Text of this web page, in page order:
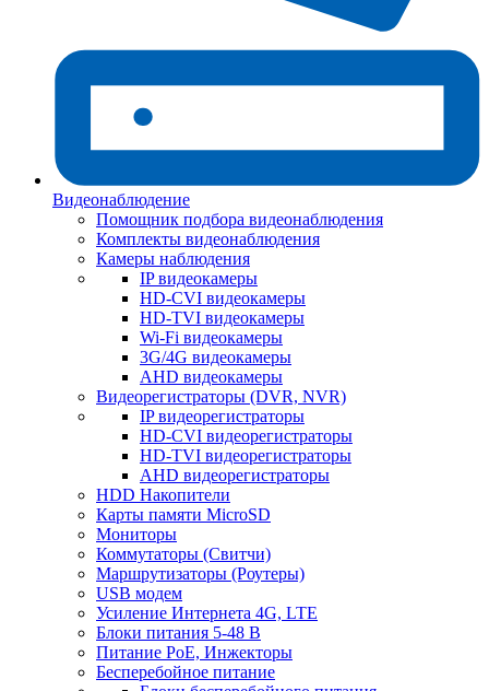
Видеонаблюдение
Помощник подбора видеонаблюдения
Комплекты видеонаблюдения
Камеры наблюдения
IP видеокамеры
HD-CVI видеокамеры
HD-TVI видеокамеры
Wi-Fi видеокамеры
3G/4G видеокамеры
AHD видеокамеры
Видеорегистраторы (DVR, NVR)
IP видеорегистраторы
HD-CVI видеорегистраторы
HD-TVI видеорегистраторы
AHD видеорегистраторы
HDD Накопители
Карты памяти MicroSD
Мониторы
Коммутаторы (Свитчи)
Маршрутизаторы (Роутеры)
USB модем
Усиление Интернета 4G, LTE
Блоки питания 5-48 В
Питание PoE, Инжекторы
Бесперебойное питание